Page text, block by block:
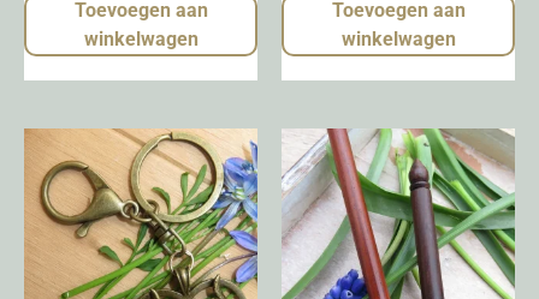
Toevoegen aan
winkelwagen
Toevoegen aan
winkelwagen